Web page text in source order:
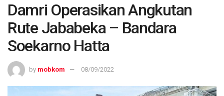
Damri Operasikan Angkutan
Rute Jababeka – Bandara
Soekarno Hatta
by mobkom 08/09/2022